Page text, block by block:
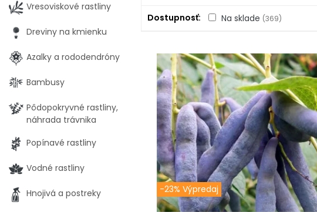
Dostupnosť Na sklade (369)
-23% Výpredaj
Vresoviskové rastliny
Dreviny na kmienku
Azalky a rododendróny
Bambusy
Pôdopokryvné rastliny,
náhrada trávnika
Popínavé rastliny
Vodné rastliny
Hnojivá a postreky